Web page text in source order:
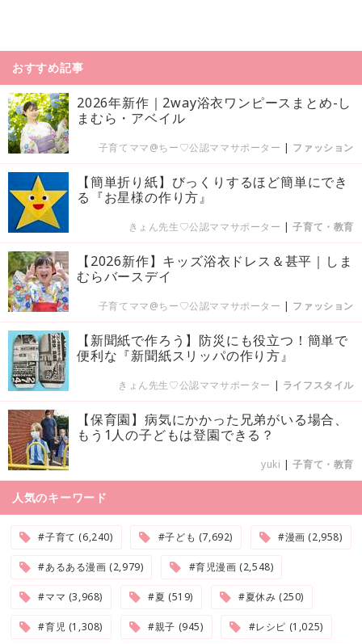
おすすめ記事
2026年新作｜2way浴衣ワンピースまとめ-し
まむら・アベイル
子育てママ@ちー♡公認ママサポーター | ファッション
【簡単折り紙】びっくりするほど簡単にでき
る『お星様の作り方』
きょん先生♡公認ママサポーター |子育て・教育
【2026新作】キッズ浴衣ドレス＆甚平｜しま
むらバースデイ
子育てママ@ちー♡公認ママサポーター | ファッション
【新聞紙で作ろう】防災にも役立つ！簡単で
便利な『新聞紙スリッパの作り方』
きょん先生♡公認ママサポーター | ライフスタイル
【保育園】病気にかかった兄弟がいる場合、
もう1人の子どもは登園できる？
yuki |子育て・教育
人気のキーワード
#子育て (6,240) #子ども (7,692) #漫画 (2,958)
#あるある漫画 (2,979) #育児漫画 (2,548)
#ママ (3,968) #夏 (519) #夏休み (250)
#育児 (1,308) #親子 (945) #レシピ (1,025)